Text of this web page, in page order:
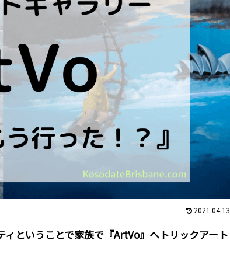
2021.04.13
ということで家族で『ArtVo』へトリックアート